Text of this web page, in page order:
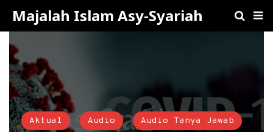
Majalah Islam Asy-Syariah
Aktual Audio Audio Tanya Jawab